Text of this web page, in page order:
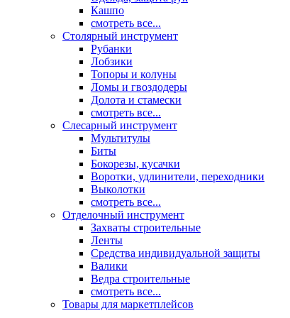
Кашпо
смотреть все...
Столярный инструмент
Рубанки
Лобзики
Топоры и колуны
Ломы и гвоздодеры
Долота и стамески
смотреть все...
Слесарный инструмент
Мультитулы
Биты
Бокорезы, кусачки
Воротки, удлинители, переходники
Выколотки
смотреть все...
Отделочный инструмент
Захваты строительные
Ленты
Средства индивидуальной защиты
Валики
Ведра строительные
смотреть все...
Товары для маркетплейсов